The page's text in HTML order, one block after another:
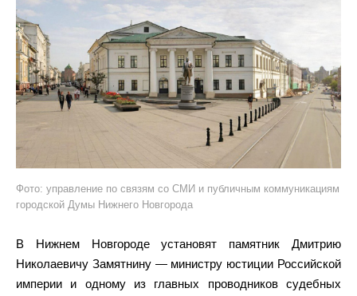
Фото: управление по связям со СМИ и публичным коммуникациям
городской Думы Нижнего Новгорода
В Нижнем Новгороде установят памятник Дмитрию
Николаевичу Замятнину — министру юстиции Российской
империи и одному из главных проводников судебных